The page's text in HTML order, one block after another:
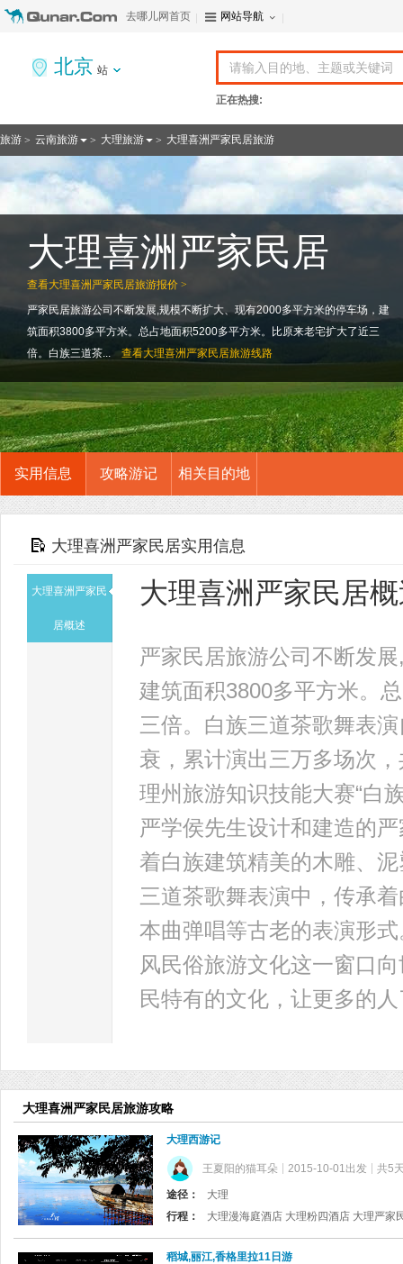
去哪儿网首页 网站导航
北京 站
正在热搜:
旅游 > 云南旅游 > 大理旅游 > 大理喜洲严家民居旅游
查看大理喜洲严家民居旅游报价 >
大理喜洲严家民居
严家民居旅游公司不断发展,规模不断扩大、现有2000多平方米的停车场，建
筑面积3800多平方米。总占地面积5200多平方米。比原来老宅扩大了近三
倍。白族三道茶...
查看大理喜洲严家民居旅游线路
实用信息 攻略游记 相关目的地
大理喜洲严家民居实用信息
大理喜洲严家民
居概述
大理喜洲严家民居
严家民居旅游公司不断发
建筑面积3800多平方米。
三倍。白族三道茶歌舞表
衰，累计演出三万多场次
理州旅游知识技能大赛“白
严学侯先生设计和建造的
着白族建筑精美的木雕、
三道茶歌舞表演中，传承
本曲弹唱等古老的表演形
风民俗旅游文化这一窗口
民特有的文化，让更多的
大理喜洲严家民居旅游攻略
大理西游记
王夏阳的猫耳朵 2015-10-01出发 共5
途径：
大理
行程：
大理漫海庭酒店 大理粉四酒店 大理严家
稻城,丽江,香格里拉11日游